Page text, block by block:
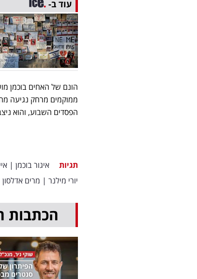
עוד ב-
ממוקמים מרחק נגיעה
הפסדים השבוע, והוא ניצב
תגיות איגור בוכמן |
יורי מילנר | מרים אדלסון
הכתבות